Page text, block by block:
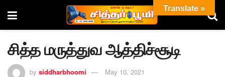
சித்த மருத்துவ ஆத்திச்சூடி
by siddharbhoomi May 10, 2021
Translate »